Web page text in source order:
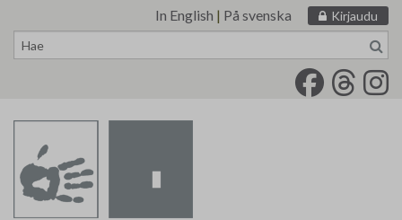
In English | På svenska Kirjaudu